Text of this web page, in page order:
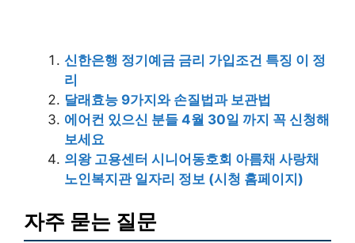
신한은행 정기예금 금리 가입조건 특징 이 정
리
달래효능 9가지와 손질법과 보관법
에어컨 있으신 분들 4월 30일 까지 꼭 신청해
보세요
의왕 고용센터 시니어동호회 아름채 사랑채
노인복지관 일자리 정보 (시청 홈페이지)
자주 묻는 질문